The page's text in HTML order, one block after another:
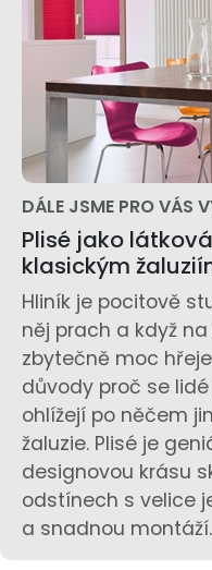
DÁLE JSME PRO VÁS
Plisé jako
klasickým
Hliník je pocitově
něj prach a když
zbytečně moc
důvody proč se
ohlížejí po něčem
žaluzie. Plisé je
designovou krásu
odstínech s velice
a snadnou montáží.